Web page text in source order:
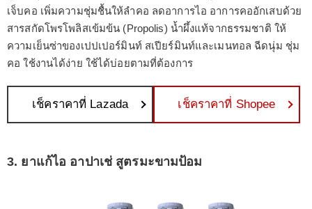
เจ็บคอ เพิ่มความชุ่มชื้นให้ลำคอ ลดอาการไอ อาการคออักเสบด้วย
สารสกัดโพรโพลิสเข้มข้น (Propolis) น้ำผึ้งแท้จากธรรมชาติ ให้
ความเย็นซ่าของเปปเปอร์มินท์ สเปียร์มินท์และเมนทอล ฉีดนุ่ม ชุ่ม
คอ ใช้งานได้ง่าย ใช้ได้บ่อยตามที่ต้องการ
เช็คราคาที่ Lazada เช็คราคาที่ Shopee
3. ยาแก้ไอ อาปาเช่ สูตรมะขามป้อม